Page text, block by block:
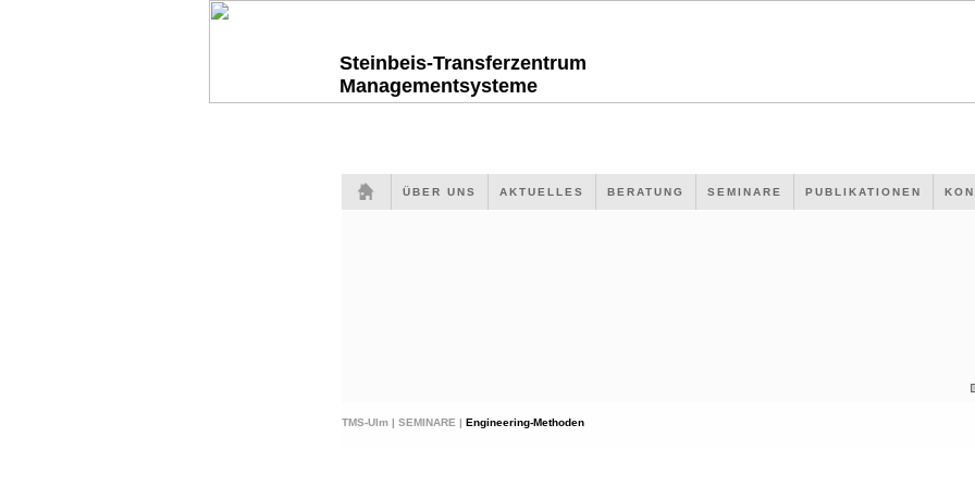
Steinbeis-Transferzentrum
Managementsysteme
ÜBER UNS AKTUELLES BERATUNG SEMINARE PUBLIKATIONEN
TMS-Ulm | SEMINARE | Engineering-Methoden